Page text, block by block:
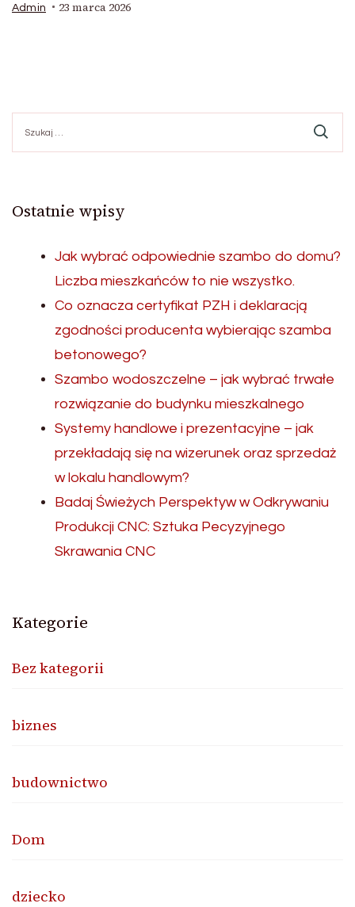
Admin 23 marca 2026
Ostatnie wpisy
Jak wybrać odpowiednie szambo do domu?
Liczba mieszkańców to nie wszystko.
Co oznacza certyfikat PZH i deklaracją
zgodności producenta wybierając szamba
betonowego?
Szambo wodoszczelne – jak wybrać trwałe
rozwiązanie do budynku mieszkalnego
Systemy handlowe i prezentacyjne – jak
przekładają się na wizerunek oraz sprzedaż
w lokalu handlowym?
Badaj Świeżych Perspektyw w Odkrywaniu
Produkcji CNC: Sztuka Pecyzyjnego
Skrawania CNC
Kategorie
Bez kategorii
biznes
budownictwo
Dom
dziecko